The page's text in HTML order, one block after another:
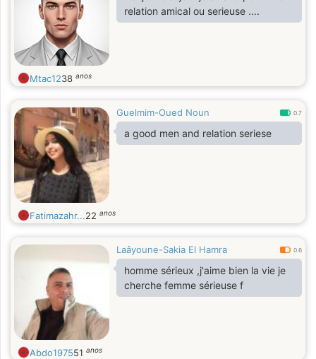
relation amical ou serieuse ....
Mtac1238 anos
Guelmim-Oued Noun 0.7
a good men and relation seriese
Fatimazahr...22 anos
Laâyoune-Sakia El Hamra 0.6
homme sérieux ,j'aime bien la vie je
cherche femme sérieuse f
Abdo197551 anos